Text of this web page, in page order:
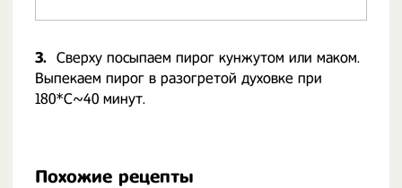
3. Сверху посыпаем пирог кунжутом или маком.
Выпекаем пирог в разогретой духовке при
180*С~40 минут.
Похожие рецепты